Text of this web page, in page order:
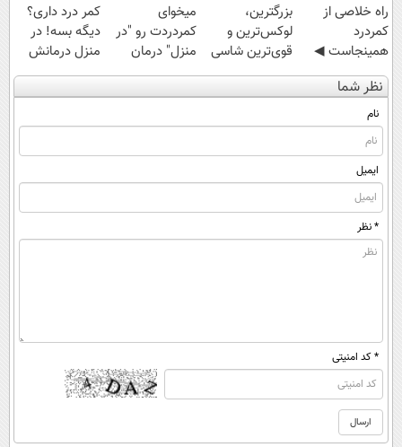
‌راه خلاصی از
کمردرد
همینجاست ◀
فقط کافیه فرم
رو پر کنی!
بزرگترین،
لوکس‌ترین و
قوی‌ترین شاسی
بلند EREV در در
میخوای
کمردردت رو "در
منزل" درمان
کنی؟ (◂فیلم +
کمر درد داری؟
دیگه بسه! در
منزل درمانش
کن
نظر شما
نام
ایمیل
* نظر
* کد امنیتی